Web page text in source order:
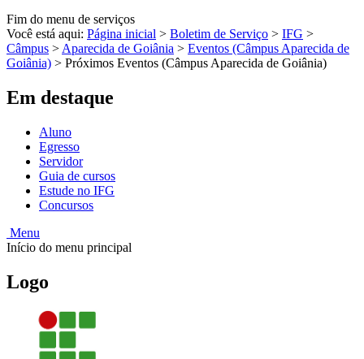
Fim do menu de serviços
Você está aqui: Página inicial > Boletim de Serviço > IFG >
Câmpus >Aparecida de Goiânia > Eventos (Câmpus Aparecida de
Goiânia) > Próximos Eventos (Câmpus Aparecida de Goiânia)
Em destaque
Aluno
Egresso
Servidor
Guia de cursos
Estude no IFG
Concursos
Menu
Início do menu principal
Logo